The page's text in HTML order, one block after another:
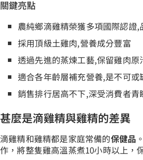
關鍵亮點
農純鄉滴雞精榮獲多項國際認證,
採用頂級土雞肉,營養成分豐富
透過先進的蒸煉工藝,保留雞肉原
適合各年齡層補充營養,是不可或
銷售排行居高不下,深受消費者青
甚麼是滴雞精與雞精的差異
滴雞精和雞精都是家庭常備的保健品
作，將整隻雞高溫蒸煮10小時以上，